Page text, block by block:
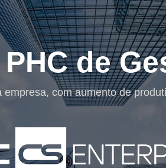
Uma Solução de Segurança